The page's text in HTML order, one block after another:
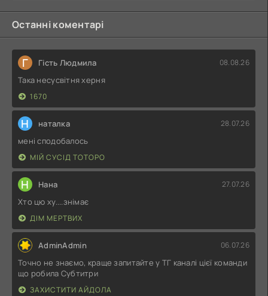
Останні коментарі
Г Гість Людмила 08.08.26
Така несусвітня херня
1670
Н наталка 28.07.26
мені сподобалось
МІЙ СУСІД ТОТОРО
Н Нана 27.07.26
Хто цю ху....знімає
ДІМ МЕРТВИХ
AdminAdmin 06.07.26
Точно не знаємо, краще запитайте у ТГ каналі цієї команди
що робила Субтитри
ЗАХИСТИТИ АЙДОЛА